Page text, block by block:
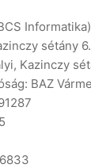
Informatika)
sétány 6.
Kazinczy
BAZ